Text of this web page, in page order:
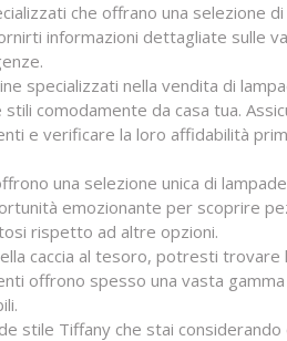
che offrano una selezione
informazioni dettagliate sulle
specializzati nella vendita di
comodamente da casa tua.
e verificare la loro affidabilità
una selezione unica di
emozionante per scoprire
rispetto ad altre opzioni.
caccia al tesoro, potresti
offrono spesso una vasta
stile Tiffany che stai considerando